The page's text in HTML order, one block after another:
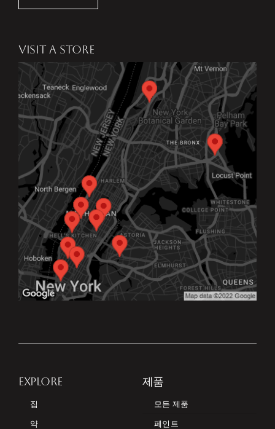
VISIT A STORE
EXPLORE
집
약
제품
모든 제품
페인트